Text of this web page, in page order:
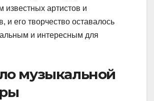
известных артистов и
и его творчество оставалось
и интересным для
музыкальной